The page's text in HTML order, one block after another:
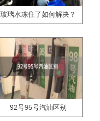
玻璃水冻住了如何解决？
92号95号汽油区别